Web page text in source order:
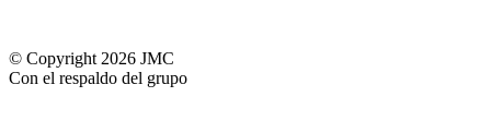
© Copyright 2026 JMC
Con el respaldo del grupo